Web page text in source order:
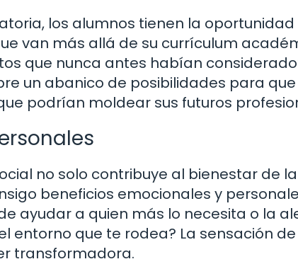
los alumnos tienen la oportunidad
van más allá de su currículum
que nunca antes habían
un abanico de posibilidades para que
podrían moldear sus futuros
no solo contribuye al bienestar de la
beneficios emocionales y
ayudar a quien más lo necesita o la
entorno que te rodea? La sensación
transformadora.